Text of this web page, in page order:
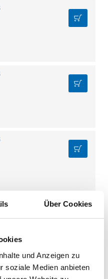
Über Cookies
und Anzeigen zu
soziale Medien anbieten